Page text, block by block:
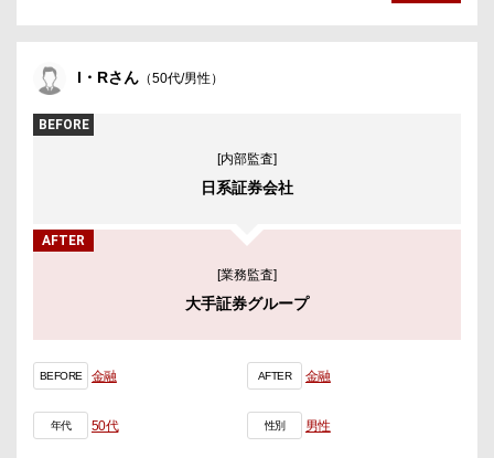
I・Rさん （50代/男性）
BEFORE
[内部監査]
日系証券会社
AFTER
[業務監査]
大手証券グループ
BEFORE 金融 AFTER 金融
年代 50代 性別 男性